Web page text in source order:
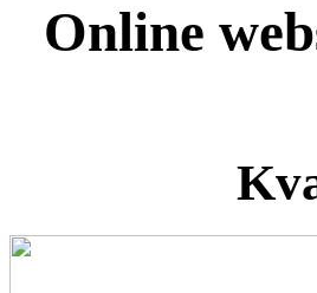
Online